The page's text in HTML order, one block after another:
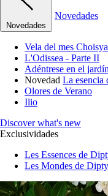
Novedades
Novedades
Vela del mes
L'Odissea - Parte II
Adéntrese en el
Novedad La esencia
Olores de Verano
Ilio
Discover what's new
Exclusividades
Les Essences de
Les Mondes de